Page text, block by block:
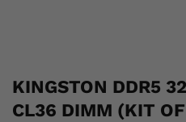
KINGSTON DDR5
CL36 DIMM (KIT